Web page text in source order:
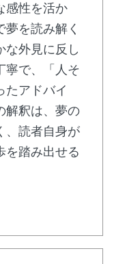
感性を活か
夢を読み解く
な外見に反し
寧で、「人そ
たアドバイ
解釈は、夢の
、読者自身が
を踏み出せる